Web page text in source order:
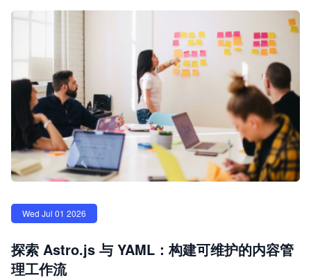
Wed Jul 01 2026
探索 Astro.js 与 YAML：构建可维护的内容管
理工作流